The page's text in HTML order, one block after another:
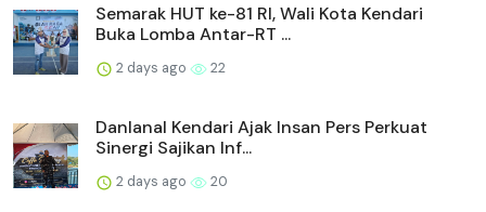
Semarak HUT ke-81 RI, Wali Kota Kendari
Buka Lomba Antar-RT ...
2 days ago 22
Danlanal Kendari Ajak Insan Pers Perkuat
Sinergi Sajikan Inf...
2 days ago 20